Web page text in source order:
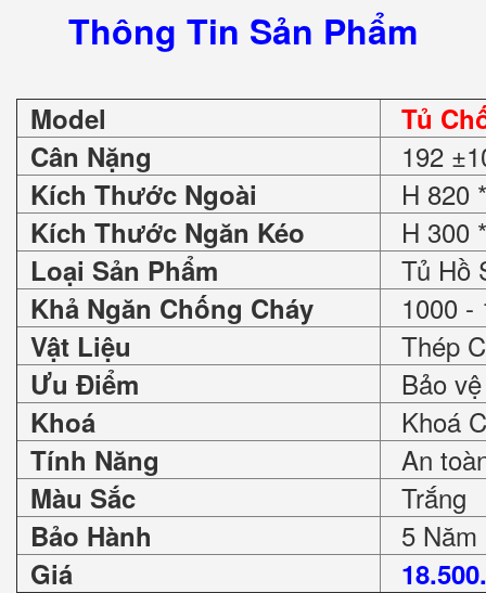
Thông Tin Sản Phẩm
Model
Tủ
Cân Nặng
192
Kích Thước Ngoài H 820
Kích Thước Ngăn Kéo H 300
Loại Sản Phẩm Tủ Hồ
Khả Ngăn Chống Cháy 1000 -
Vật Liệu Thép
Ưu Điểm Bảo
Khoá Khoá
Tính Năng An
Màu Sắc Trắng
Bảo Hành 5 Năm
Giá